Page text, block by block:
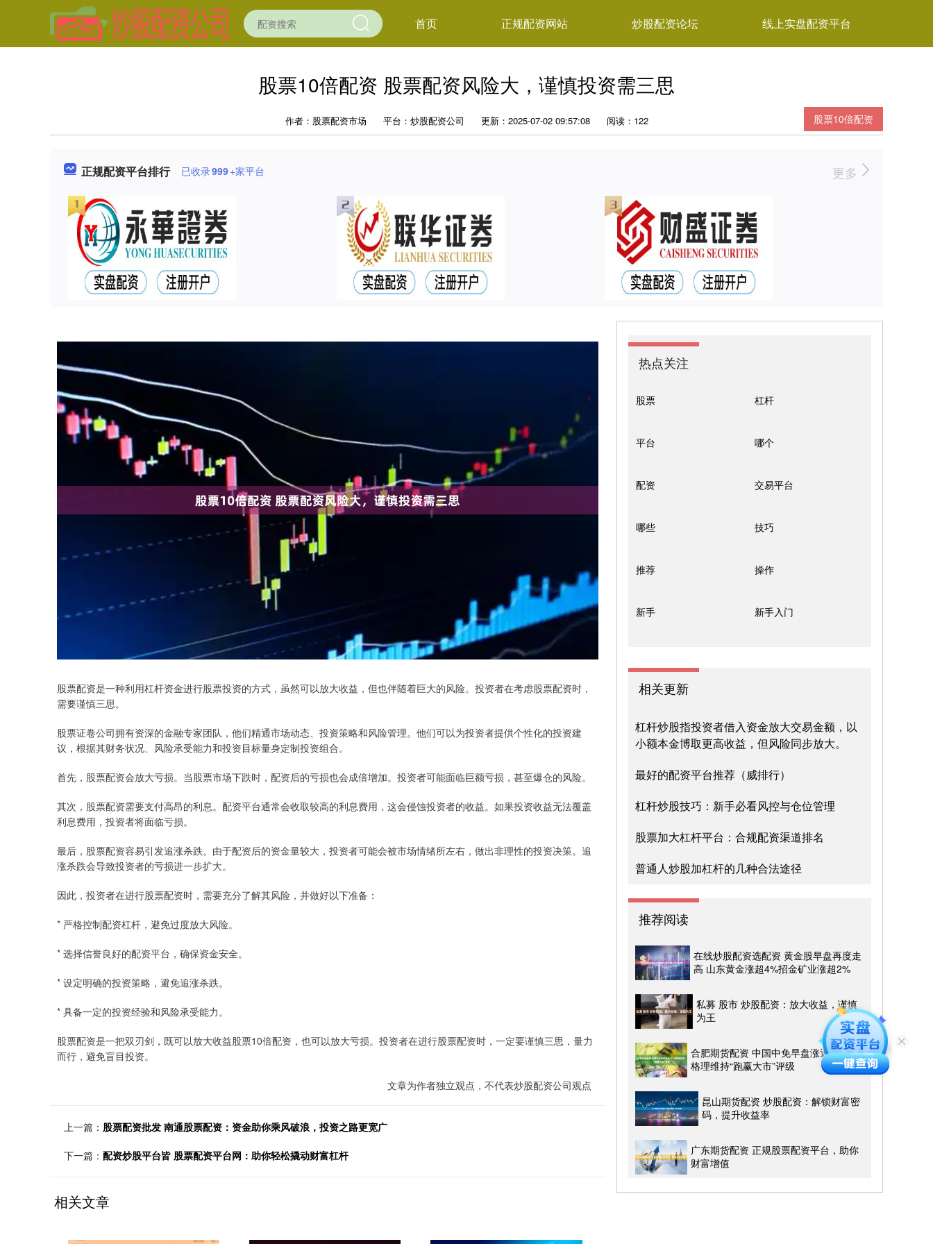
首页 正规配资网站 炒股配资论坛 线上实盘配资平台
股票10倍配资 股票配资风险大，谨慎投资需三思
股票10倍配资
作者：股票配资市场 平台：炒股配资公司 更新：2025-07-02 09:57:08 阅读：122
正规配资平台排行 已收录999+家平台 更多
股票配资是一种利用杠杆资金进行股票投资的方式，虽然可以放大收益，但也伴随着巨大的风险。投资者在考虑股票配资时，
需要谨慎三思。
股票证卷公司拥有资深的金融专家团队，他们精通市场动态、投资策略和风险管理。他们可以为投资者提供个性化的投资建
议，根据其财务状况、风险承受能力和投资目标量身定制投资组合。
首先，股票配资会放大亏损。当股票市场下跌时，配资后的亏损也会成倍增加。投资者可能面临巨额亏损，甚至爆仓的风险。
其次，股票配资需要支付高昂的利息。配资平台通常会收取较高的利息费用，这会侵蚀投资者的收益。如果投资收益无法覆盖
利息费用，投资者将面临亏损。
最后，股票配资容易引发追涨杀跌。由于配资后的资金量较大，投资者可能会被市场情绪所左右，做出非理性的投资决策。追
涨杀跌会导致投资者的亏损进一步扩大。
因此，投资者在进行股票配资时，需要充分了解其风险，并做好以下准备：
* 严格控制配资杠杆，避免过度放大风险。
* 选择信誉良好的配资平台，确保资金安全。
* 设定明确的投资策略，避免追涨杀跌。
* 具备一定的投资经验和风险承受能力。
股票配资是一把双刃剑，既可以放大收益股票10倍配资，也可以放大亏损。投资者在进行股票配资时，一定要谨慎三思，量力
而行，避免盲目投资。
文章为作者独立观点，不代表炒股配资公司观点
上一篇： 股票配资批发 南通股票配资：资金助你乘风破浪，投资之路更宽广
下一篇： 配资炒股平台皆 股票配资平台网：助你轻松撬动财富杠杆
相关文章
热点关注
股票 杠杆
平台 哪个
配资 交易平台
哪些 技巧
推荐 操作
新手 新手入门
相关更新
杠杆炒股指投资者借入资金放大交易金额，以
小额本金博取更高收益，但风险同步放大。
最好的配资平台推荐（威排行）
杠杆炒股技巧：新手必看风控与仓位管理
股票加大杠杆平台：合规配资渠道排名
普通人炒股加杠杆的几种合法途径
推荐阅读
在线炒股配资选配资 黄金股早盘再度走
高 山东黄金涨超4%招金矿业涨超2%
私募 股市 炒股配资：放大收益，谨慎
为王
合肥期货配资 中国中免早盘涨近4% 麦
格理维持“跑赢大市”评级
昆山期货配资 炒股配资：解锁财富密
码，提升收益率
广东期货配资 正规股票配资平台，助你
财富增值